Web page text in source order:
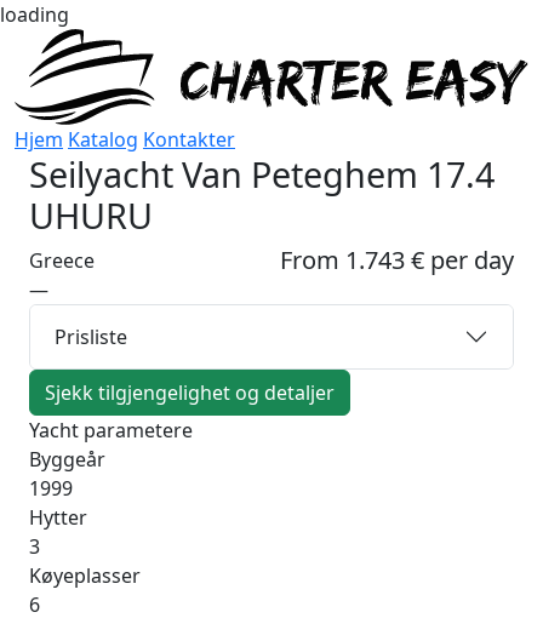
loading
Hjem Katalog Kontakter
SeilyachtVan Peteghem 17.4
UHURU
From 1.743 € per day
Greece
—
Prisliste
Sjekk tilgjengelighet og detaljer
Yacht parametere
Byggeår
1999
Hytter
3
Køyeplasser
6